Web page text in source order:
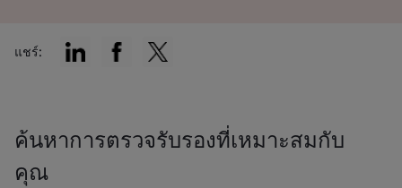
แชร์:
ค้นหาการตรวจรับรองที่เหมาะสมกับ
คุณ